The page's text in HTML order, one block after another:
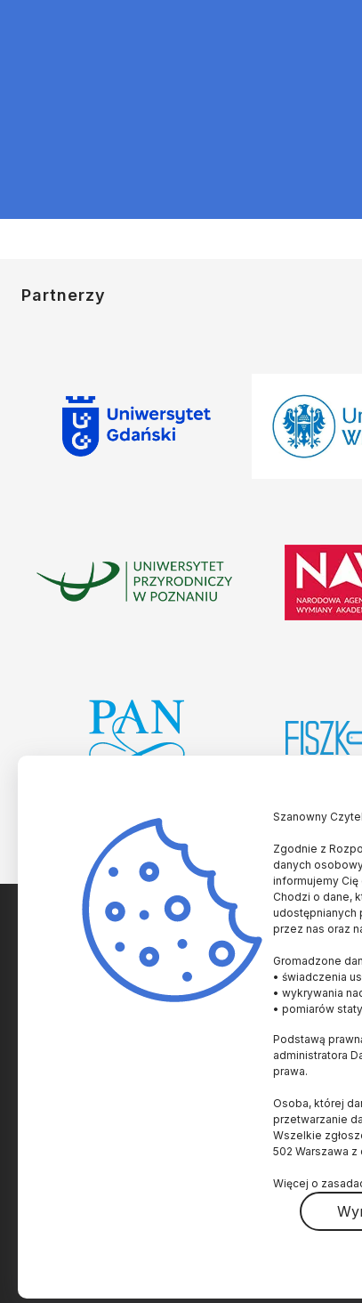
Partnerzy
Szanowny
Zgodnie z
danych
informujemy Cię
Chodzi o dane,
udostępnianych
przez nas oraz
Gromadzone
• świadczenia
• wykrywania
• pomiarów
Podstawą
administratora
prawa.
Osoba, której
przetwarzanie
Wszelkie
502 Warszawa
Więcej o
SPRAWY NAUKOWE
Historia i Kultura
SPRAWY
Uczelnie i Instytucje
Innowacje
Nagrody
Prawo
Popularyzacja
Wydarzenia
Ludzie